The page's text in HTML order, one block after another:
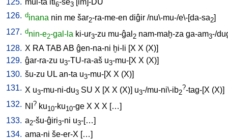
6 3
126. dinana nin me šar2-ra-me-en diĝir /nu\-mu-/e\-[da-sa2]
127. dnin-e2-gal-la ki-ur3-zu mu-ĝal 2 nam-maḫ-za ga-am3-/
128. X RA TAB AB ĝen-na-ni ḫi-li [X X (X)]
129. ĝar-ra-zu u3-TU-ra-aš u3-mu-[X X (X)]
130. šu-zu UL an-ta u3-mu-[X X (X)]
131. X u3-mu-ni-du3 SU X [X X (X)] u3-/mu-ni\-ib2
?-tag-[X (X)]
132. NI ? ku10-ku10-ge X X X […]
133. a2-šu-ĝiri3-ni u3-[…]
134. ama-ni še-er-X […]